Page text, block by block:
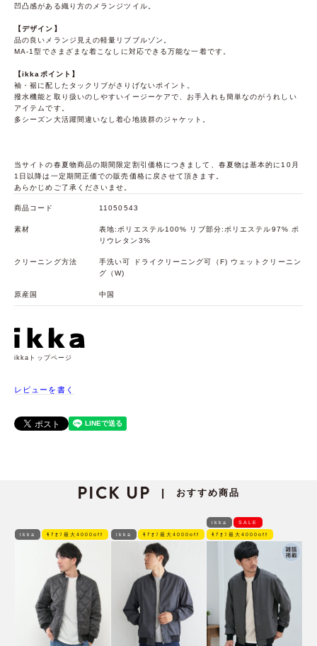
凹凸感がある織り方のメランジツイル。
【デザイン】
品の良いメランジ見えの軽量リブブルゾン。
MA-1型でさまざまな着こなしに対応できる万能な一着です。
【ikkaポイント】
袖・裾に配したタックリブがさりげないポイント。
撥水機能と取り扱いのしやすいイージーケアで、お手入れも簡単なのがうれしい
アイテムです。
多シーズン大活躍間違いなし着心地抜群のジャケット。
当サイトの春夏物商品の期間限定割引価格につきまして、春夏物は基本的に10月
1日以降は一定期間正価での販売価格に戻させて頂きます。
あらかじめご了承くださいませ。
商品コード 11050543
素材
表地:ポリエステル100% リブ部分:ポリエステル97% ポ
リウレタン3%
クリーニング方法
手洗い可 ドライクリーニング可（F) ウェットクリーニン
グ（W)
原産国 中国
ikkaトップページ
レビューを書く
PICK UP | おすすめ商品
ikka ﾓｱｵﾌ最大4000off ikka ﾓｱｵﾌ最大4000off
ikka SALE
ﾓｱｵﾌ最大4000off